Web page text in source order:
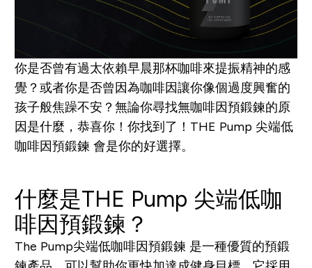
你是否曾有過太依賴早晨那杯咖啡來提振精神的感
覺？或者你是否曾因為咖啡因讓你像個過度興奮的
孩子般焦躁不安？無論你尋找無咖啡因預鍛鍊的原
因是什麼，恭喜你！你找到了！THE Pump 尖端低
咖啡因預鍛鍊 會是你的好選擇。
什麼是THE Pump 尖端低咖
啡因預鍛鍊？
The Pump尖端低咖啡因預鍛鍊 是一種優質的預鍛